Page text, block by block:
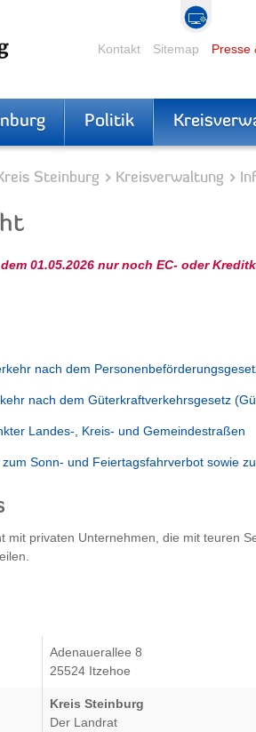
Kontakt Sitemap Presse
Politik
Steinburg Kreisverwaltung
01.05.2026 nur noch EC- oder
nach dem
nach dem Güterkraftverkehrsgesetz
Landes-, Kreis- und Gemeindestraßen
Sonn- und Feiertagsfahrverbot sowie
mit privaten Unternehmen, die mit teuren
Adenauerallee 8
25524 Itzehoe
Kreis Steinburg
Der Landrat